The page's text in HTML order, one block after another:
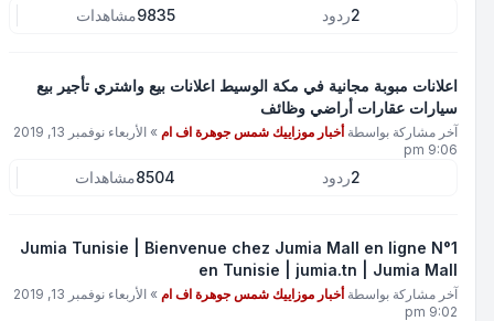
ردود 9835مشاهدات
اعلانات مبوبة مجانية في مكة الوسيط اعلانات بيع واشتري تأجير بيع
سيارات عقارات أراضي وظائف
آخر مشاركة بواسطةأخبار موزاييك شمس جوهرة اف ام»
الأربعاء نوفمبر 13, 2019
9:06 pm
ردود 8504مشاهدات
Jumia Tunisie | Bienvenue chez Jumia Mall en ligne N°1
en Tunisie | jumia.tn | Jumia Mall
آخر مشاركة بواسطةأخبار موزاييك شمس جوهرة اف ام»
الأربعاء نوفمبر 13, 2019
9:02 pm